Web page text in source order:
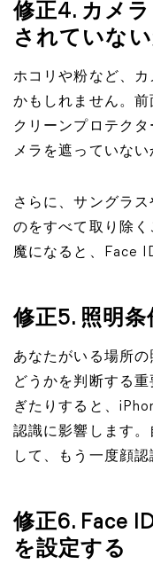
修正4. カメ
されていな
ホコリや粉など、
かもしれません。
クリーンプロテク
メラを遮っていな
さらに、サングラ
のをすべて取り除
魔になると、Face
修正5. 照明
あなたがいる場所
どうかを判断する
ぎたりすると、
認識に影響します
して、もう一度顔
修正6. Face
を設定する